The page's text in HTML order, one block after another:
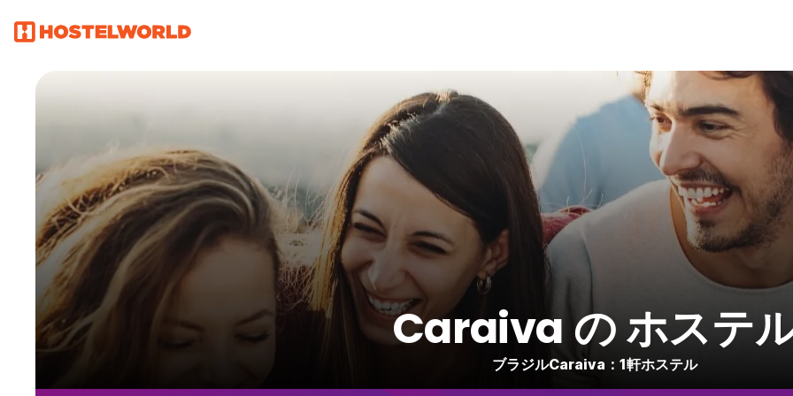
Caraiva の ホステ
ブラジルCaraiva：1軒ホステル